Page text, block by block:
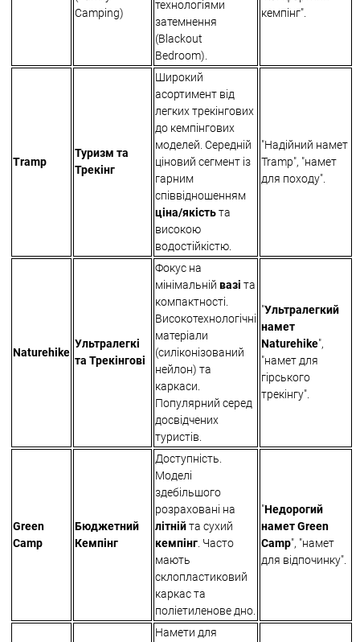
Camping)
технологіями
затемнення
(Blackout
Bedroom).
кемпінг".
Tramp
Туризм та
Трекінг
Широкий
асортимент від
легких трекінгових
до кемпінгових
моделей. Середній
ціновий сегмент із
гарним
співвідношенням
ціна/якістьта
високою
водостійкістю.
"Надійний намет
Tramp", "намет
для походу".
Naturehike
Ультралегкі
та Трекінгові
Фокус на
мінімальній вазі та
компактності.
Високотехнологічні
матеріали
(силіконізований
нейлон) та
каркаси.
Популярний серед
досвідчених
туристів.
"Ультралегкий
намет
Naturehike",
"намет для
гірського
трекінгу".
Green
Camp
Бюджетний
Кемпінг
Доступність.
Моделі
здебільшого
розраховані на
літнійта сухий
кемпінг . Часто
мають
склопластиковий
каркас та
поліетиленове дно.
"Недорогий
намет Green
Camp", "намет
для відпочинку".
Намети для